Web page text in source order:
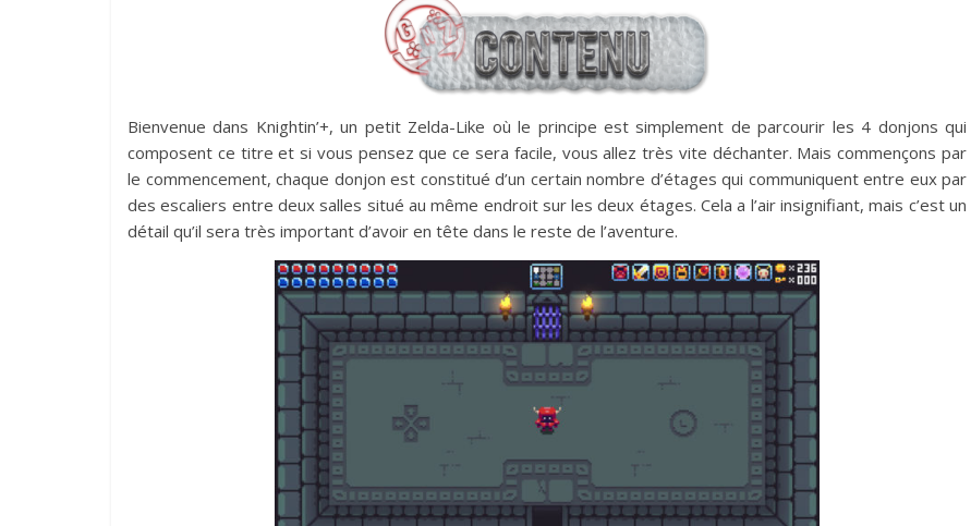
Bienvenue dans Knightin’+, un petit Zelda-Like où le principe est simplement de parcourir les 4 donjons qui
composent ce titre et si vous pensez que ce sera facile, vous allez très vite déchanter. Mais commençons par
le commencement, chaque donjon est constitué d’un certain nombre d’étages qui communiquent entre eux par
des escaliers entre deux salles situé au même endroit sur les deux étages. Cela a l’air insignifiant, mais c’est un
détail qu’il sera très important d’avoir en tête dans le reste de l’aventure.